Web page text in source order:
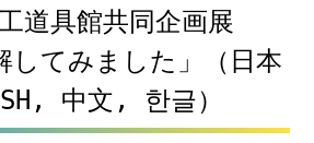
道具館共同企画展
してみました」（日本
中文, 한글）